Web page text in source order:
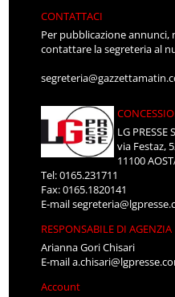
CONTATTACI
Per pubblicazione
contattare la segreteria al
LG PRESSE
via Festaz,
11100
Tel: 0165.231711
Fax: 0165.1820141
E-mail
RESPONSABILE DI AGENZIA
Arianna Gori Chisari
E-mail
Account